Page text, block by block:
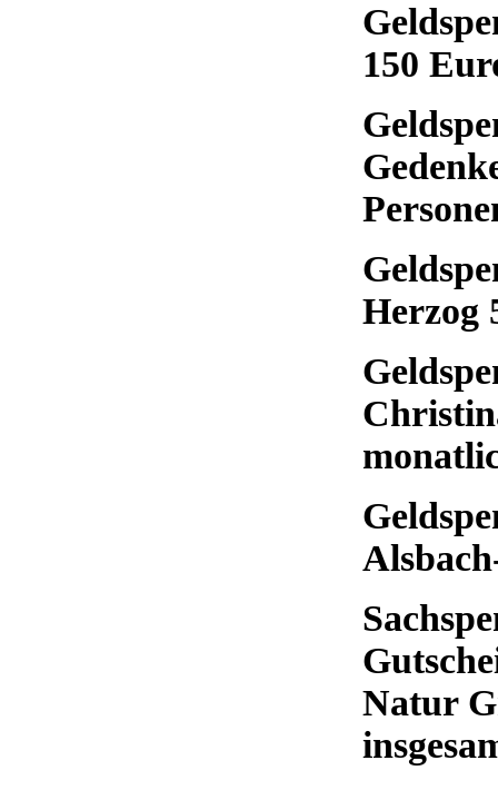
150
Herzog
Natur